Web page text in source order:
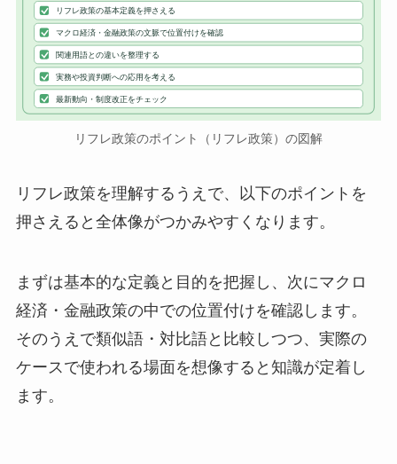
リフレ政策の基本定義を押さえる
マクロ経済・金融政策の文脈で位置付けを確認
関連用語との違いを整理する
実務や投資判断への応用を考える
最新動向・制度改正をチェック
リフレ政策のポイント（リフレ政策）の図解
リフレ政策を理解するうえで、以下のポイントを
押さえると全体像がつかみやすくなります。
まずは基本的な定義と目的を把握し、次にマクロ
経済・金融政策の中での位置付けを確認します。
そのうえで類似語・対比語と比較しつつ、実際の
ケースで使われる場面を想像すると知識が定着し
ます。